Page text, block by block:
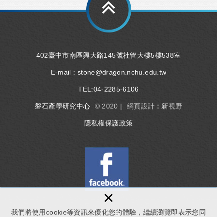
我們將使用cookie等資訊來優化您的體驗，繼續瀏覽即表示您同
×
402臺中市南區興大路145號社管大樓5樓538室
E-mail : stone@dragon.nchu.edu.tw
TEL:04-2285-6106
磐石產學研究中心 © 2020 | 網頁設計 : 新視野
隱私權保護政策